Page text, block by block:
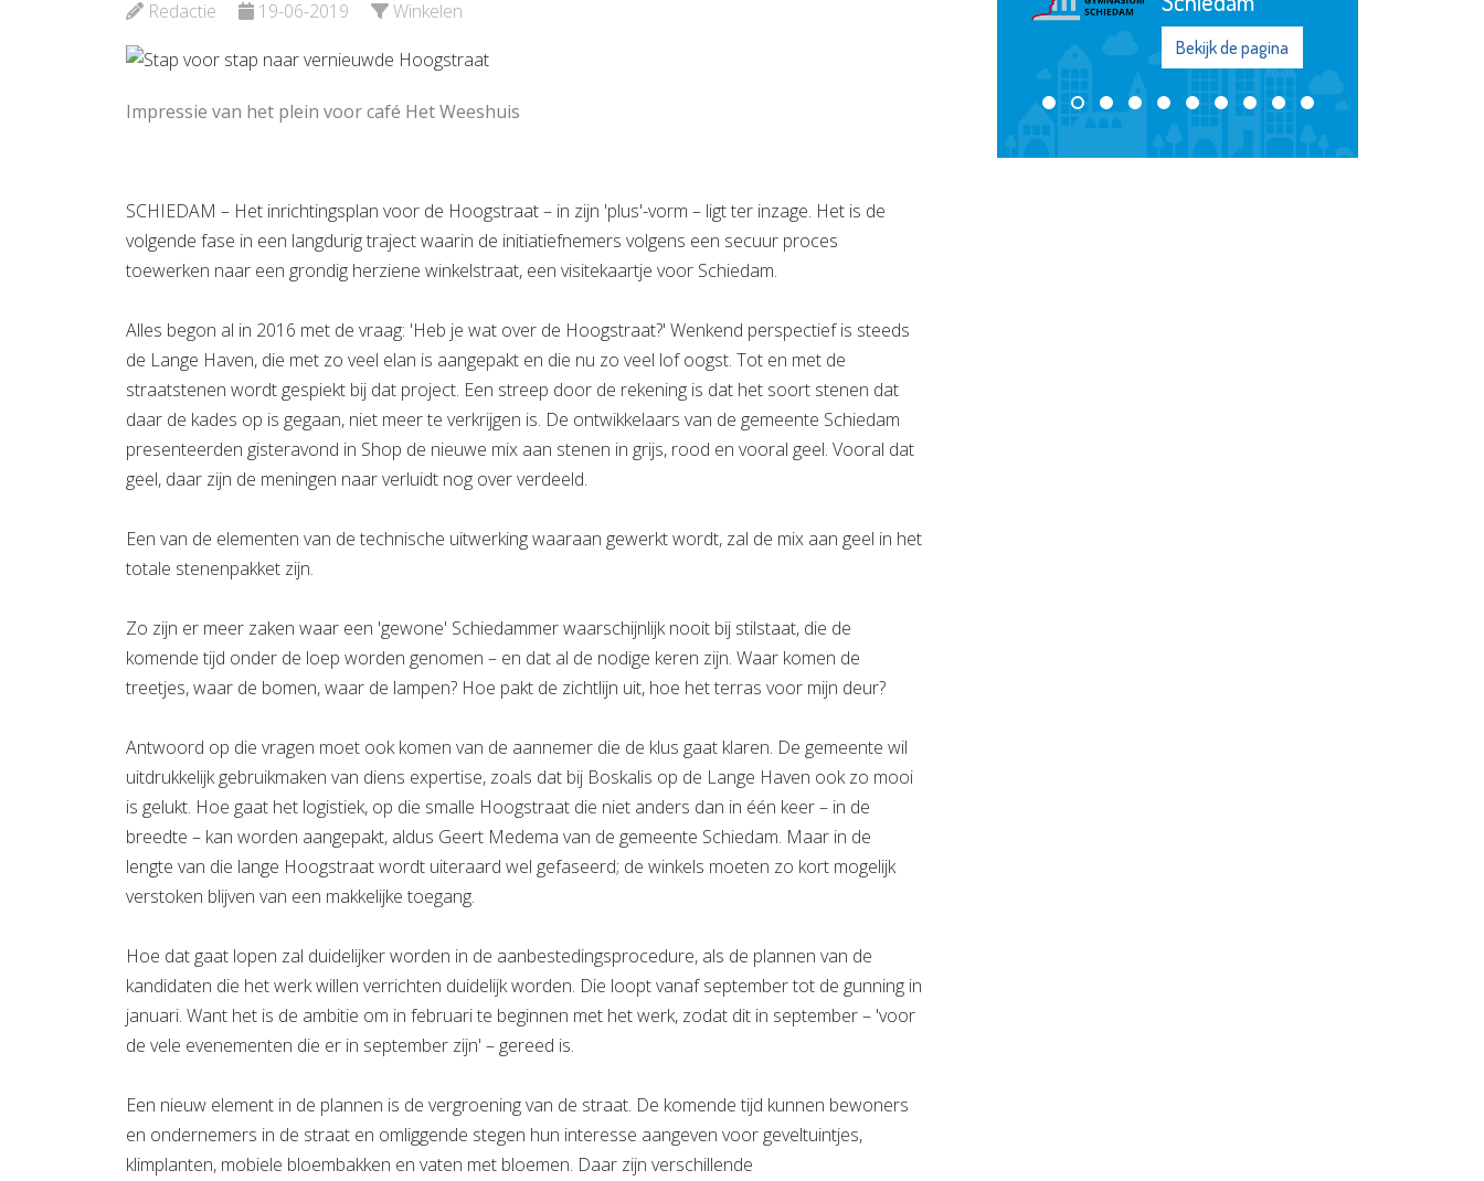
Redactie 19-06-2019 Winkelen
Impressie van het plein voor café Het Weeshuis
SCHIEDAM – Het inrichtingsplan voor de Hoogstraat – in zijn 'plus'-vorm – ligt ter inzage. Het is de
volgende fase in een langdurig traject waarin de initiatiefnemers volgens een secuur proces
toewerken naar een grondig herziene winkelstraat, een visitekaartje voor Schiedam.
Alles begon al in 2016 met de vraag: 'Heb je wat over de Hoogstraat?' Wenkend perspectief is steeds
de Lange Haven, die met zo veel elan is aangepakt en die nu zo veel lof oogst. Tot en met de
straatstenen wordt gespiekt bij dat project. Een streep door de rekening is dat het soort stenen dat
daar de kades op is gegaan, niet meer te verkrijgen is. De ontwikkelaars van de gemeente Schiedam
presenteerden gisteravond in Shop de nieuwe mix aan stenen in grijs, rood en vooral geel. Vooral dat
geel, daar zijn de meningen naar verluidt nog over verdeeld.
Een van de elementen van de technische uitwerking waaraan gewerkt wordt, zal de mix aan geel in het
totale stenenpakket zijn.
Zo zijn er meer zaken waar een 'gewone' Schiedammer waarschijnlijk nooit bij stilstaat, die de
komende tijd onder de loep worden genomen – en dat al de nodige keren zijn. Waar komen de
treetjes, waar de bomen, waar de lampen? Hoe pakt de zichtlijn uit, hoe het terras voor mijn deur?
Antwoord op die vragen moet ook komen van de aannemer die de klus gaat klaren. De gemeente wil
uitdrukkelijk gebruikmaken van diens expertise, zoals dat bij Boskalis op de Lange Haven ook zo mooi
is gelukt. Hoe gaat het logistiek, op die smalle Hoogstraat die niet anders dan in één keer – in de
breedte – kan worden aangepakt, aldus Geert Medema van de gemeente Schiedam. Maar in de
lengte van die lange Hoogstraat wordt uiteraard wel gefaseerd; de winkels moeten zo kort mogelijk
verstoken blijven van een makkelijke toegang.
Hoe dat gaat lopen zal duidelijker worden in de aanbestedingsprocedure, als de plannen van de
kandidaten die het werk willen verrichten duidelijk worden. Die loopt vanaf september tot de gunning in
januari. Want het is de ambitie om in februari te beginnen met het werk, zodat dit in september – 'voor
de vele evenementen die er in september zijn' – gereed is.
Een nieuw element in de plannen is de vergroening van de straat. De komende tijd kunnen bewoners
en ondernemers in de straat en omliggende stegen hun interesse aangeven voor geveltuintjes,
klimplanten, mobiele bloembakken en vaten met bloemen. Daar zijn verschillende
Bekijk de pagina
Bekijk de pagina
Bekijk de pagina